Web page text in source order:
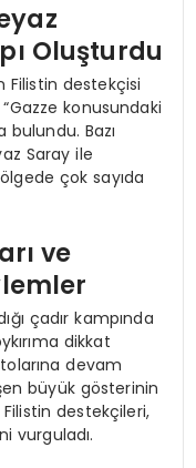
Oluşturdu
Filistin destekçisi
konusundaki
bulundu. Bazı
Saray ile
çok sayıda
ve
çadır kampında
dikkat
devam
büyük gösterinin
destekçileri,
vurguladı.